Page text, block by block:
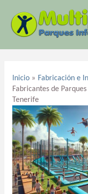
contenido
Inicio
Fabricación e
Fabricantes de
Tenerife
entradas